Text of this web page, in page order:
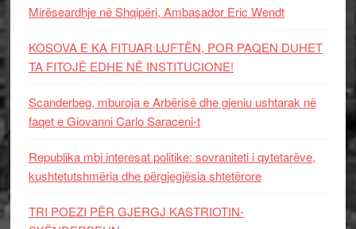
Mirëseardhje në Shqipëri, Ambasador Eric Wendt
KOSOVA E KA FITUAR LUFTËN, POR PAQEN DUHET
TA FITOJË EDHE NË INSTITUCIONE!
Scanderbeg, mburoja e Arbërisë dhe gjeniu ushtarak në
faqet e Giovanni Carlo Saraceni-t
Republika mbi interesat politike: sovraniteti i qytetarëve,
kushtetutshmëria dhe përgjegjësia shtetërore
TRI POEZI PËR GJERGJ KASTRIOTIN-